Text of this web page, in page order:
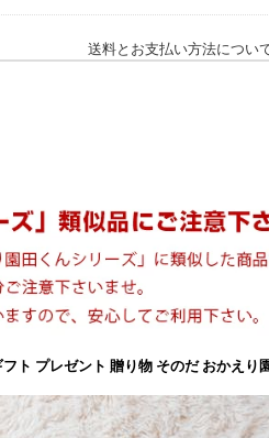
送料とお支払い方法につい
ト プレゼント 贈り物 そのだ おかえ